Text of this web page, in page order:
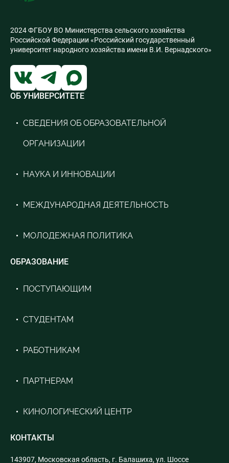
2024 ФГБОУ ВО Министерства сельского хозяйства
Российской Федерации «Российский государственный
университет народного хозяйства имени В.И. Вернадского»
ОБ УНИВЕРСИТЕТЕ
СВЕДЕНИЯ ОБ ОБРАЗОВАТЕЛЬНОЙ
ОРГАНИЗАЦИИ
НАУКА И ИННОВАЦИИ
МЕЖДУНАРОДНАЯ ДЕЯТЕЛЬНОСТЬ
МОЛОДЕЖНАЯ ПОЛИТИКА
ОБРАЗОВАНИЕ
ПОСТУПАЮЩИМ
СТУДЕНТАМ
РАБОТНИКАМ
ПАРТНЕРАМ
КИНОЛОГИЧЕСКИЙ ЦЕНТР
КОНТАКТЫ
143907, Московская область, г. Балашиха, ул. Шоссе